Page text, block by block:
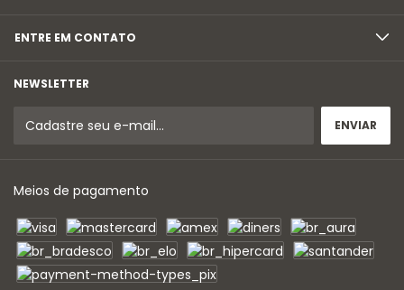
ENTRE EM CONTATO
NEWSLETTER
Meios de pagamento